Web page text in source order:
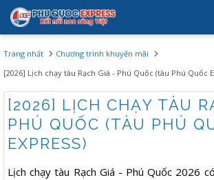
Trang nhất
Chương trình khuyến mãi
[2026] Lịch chạy tàu Rạch Giá - Phú Quốc (tàu Phú Quốc
[2026] LỊCH CHẠY TÀU
PHÚ QUỐC (TÀU PHÚ
EXPRESS)
Lịch chạy tàu Rạch Giá - Phú Quốc 2026